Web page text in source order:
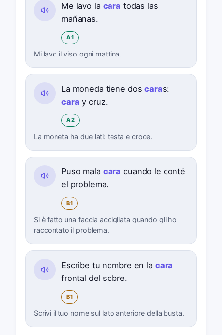
Me lavo la cara todas las
mañanas.
A1
Mi lavo il viso ogni mattina.
La moneda tiene doscaras:
cara y cruz.
A2
La moneta ha due lati: testa e croce.
Puso mala cara cuando le conté
el problema.
B1
Si è fatto una faccia accigliata quando gli ho
raccontato il problema.
Escribe tu nombre en la cara
frontal del sobre.
B1
Scrivi il tuo nome sul lato anteriore della busta.